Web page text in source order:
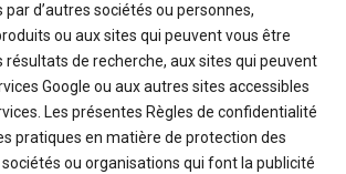
d’autres sociétés ou personnes,
ou aux sites qui peuvent vous être
résultats de recherche, aux sites qui peuvent
Google ou aux autres sites accessibles
Les présentes Règles de confidentialité
pratiques en matière de protection des
sociétés ou organisations qui font la publicité